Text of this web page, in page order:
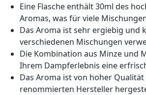
Eine Flasche enthält 30ml des
Aromas, was für viele
Das Aroma ist sehr ergiebig und
verschiedenen Mischungen
Die Kombination aus Minze und
Ihrem Dampferlebnis eine
Das Aroma ist von hoher
renommierten Hersteller